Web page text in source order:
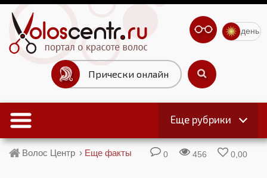
Прически онлайн
день
Еще рубрики
Волос Центр › Еще факты 0 456 0,00